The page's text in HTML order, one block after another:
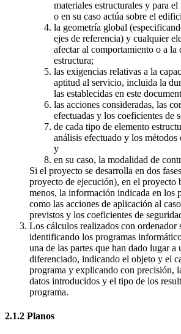
materiales estructurales y para
o en su caso actúa sobre el
la geometría global
ejes de referencia) y cualquier
afectar al comportamiento o a la
estructura;
las exigencias relativas a la
aptitud al servicio, incluida la
las establecidas en este
las acciones consideradas, las
efectuadas y los coeficientes de
de cada tipo de elemento
análisis efectuado y los métodos
y
en su caso, la modalidad de
Si el proyecto se desarrolla en dos
proyecto de ejecución), en el proyecto
menos, la información indicada en los
como las acciones de aplicación al
previstos y los coeficientes de
Los cálculos realizados con ordenador
identificando los programas
una de las partes que han dado lugar a
diferenciado, indicando el objeto y el
programa y explicando con precisión,
datos introducidos y el tipo de los
programa.
2.1.2 Planos